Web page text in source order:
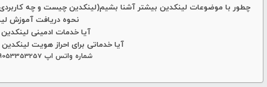
چطور با موضوعات لینکدین بیشتر آشنا بشیم(لینکدین چیست و چه کاربردی
نحوه دریافت آموزش
آیا خدمات ادمینی لینکدین
آیا خدماتی برای احراز هویت لینکدین
شماره واتس اپ 09053353257